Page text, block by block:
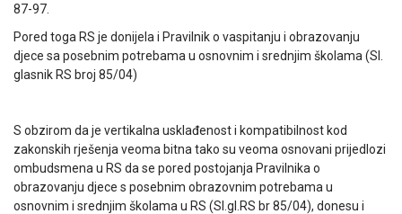
87-97.
Pored toga RS je donijela i Pravilnik o vaspitanju i obrazovanju
djece sa posebnim potrebama u osnovnim i srednjim školama (Sl.
glasnik RS broj 85/04)
S obzirom da je vertikalna usklađenost i kompatibilnost kod
zakonskih rješenja veoma bitna tako su veoma osnovani prijedlozi
ombudsmena u RS da se pored postojanja Pravilnika o
obrazovanju djece s posebnim obrazovnim potrebama u
osnovnim i srednjim školama u RS (Sl.gl.RS br 85/04), donesu i